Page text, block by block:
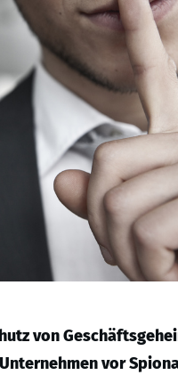
von
vor